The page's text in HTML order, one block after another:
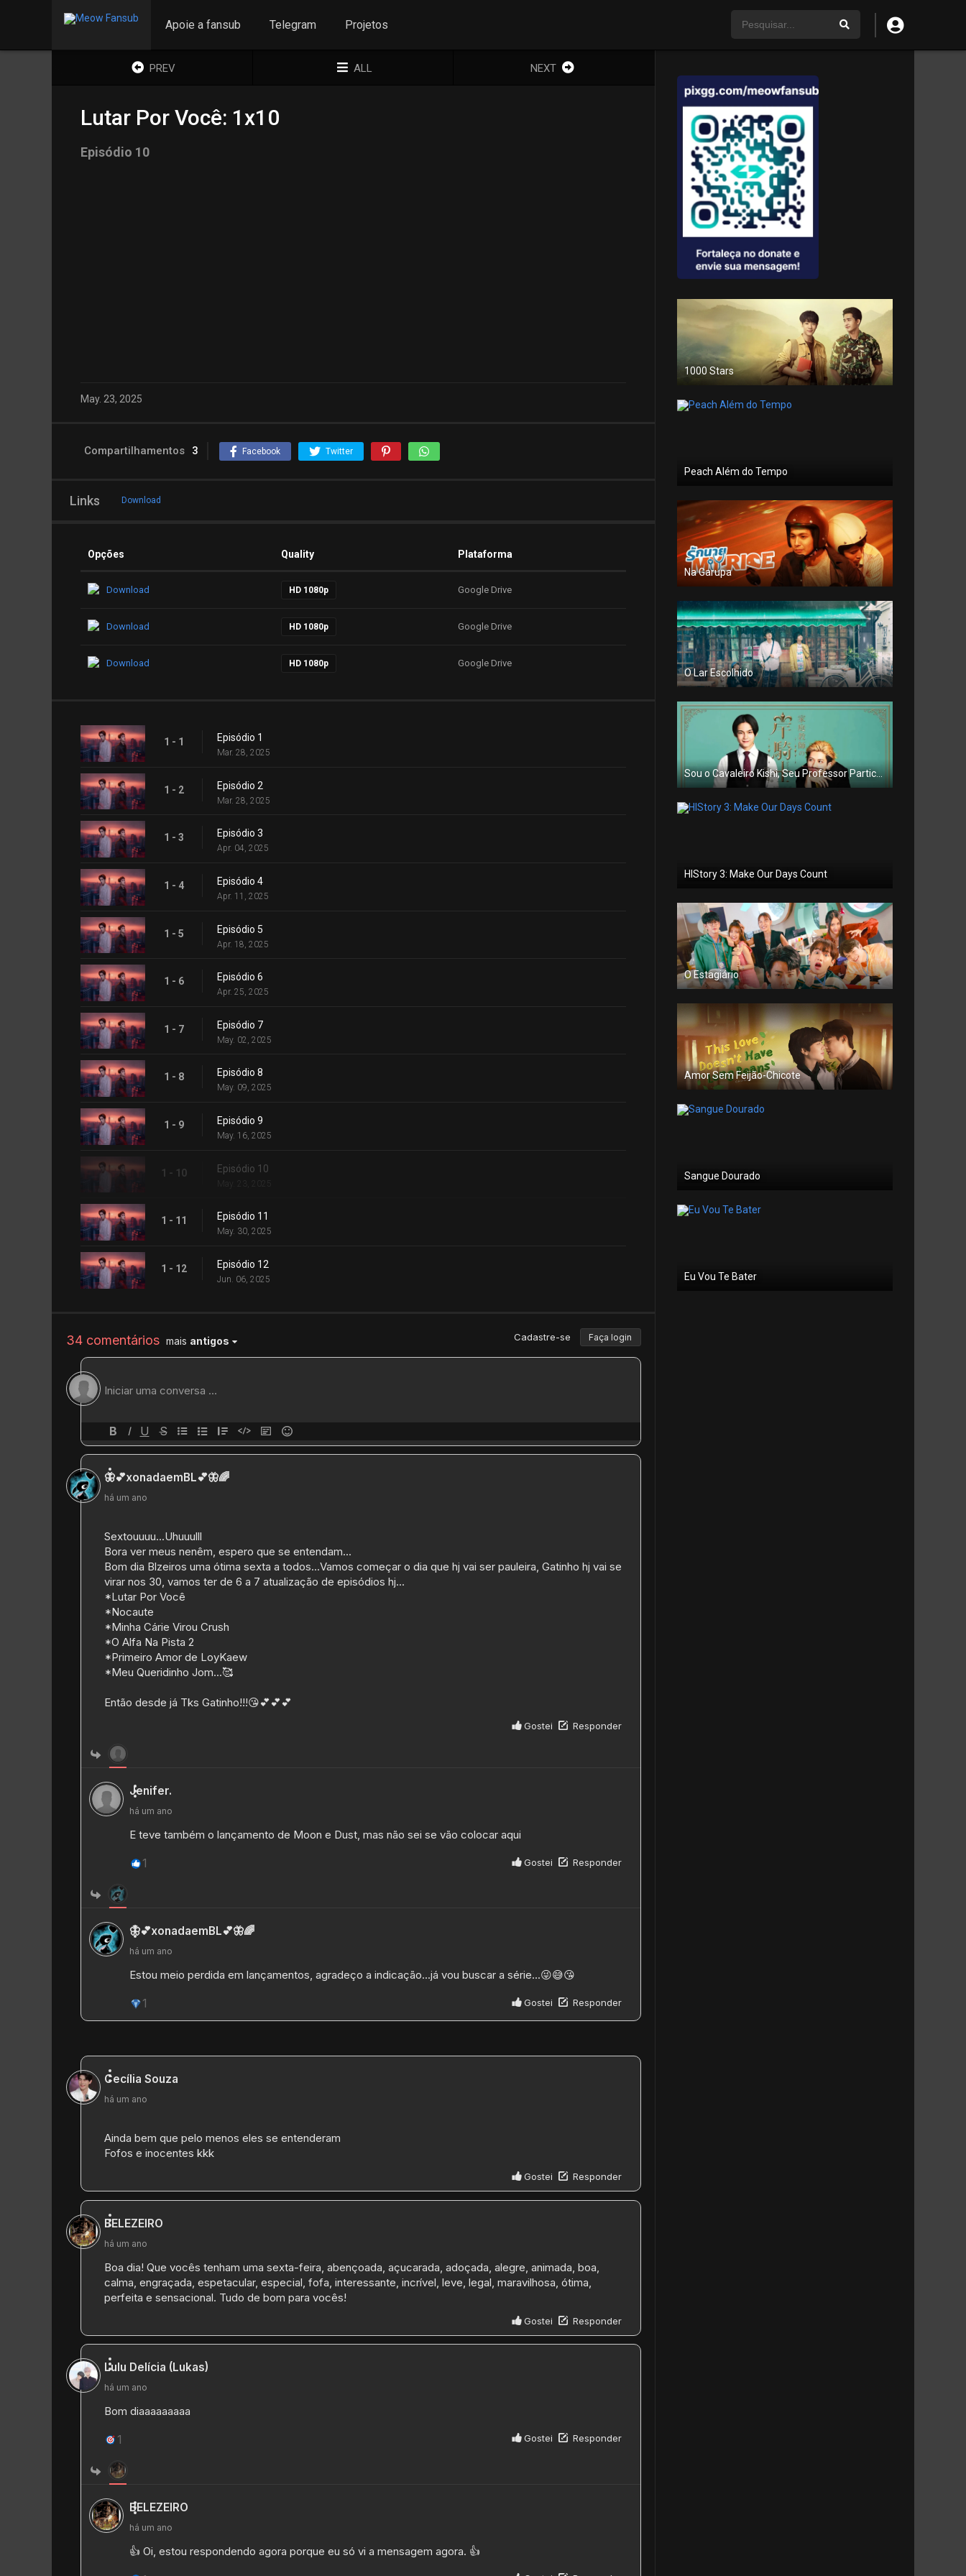
Apoie a fansub Telegram Projetos
PREV ALL NEXT
Lutar Por Você: 1x10
Episódio 10
May. 23, 2025
Compartilhamentos 3 Facebook Twitter
Links Download
Opções Quality Plataforma
Download HD 1080p Google Drive
Download HD 1080p Google Drive
Download HD 1080p Google Drive
1 - 1 Episódio 1
Mar. 28, 2025
1 - 2 Episódio 2
Mar. 28, 2025
1 - 3 Episódio 3
Apr. 04, 2025
1 - 4 Episódio 4
Apr. 11, 2025
1 - 5 Episódio 5
Apr. 18, 2025
1 - 6 Episódio 6
Apr. 25, 2025
1 - 7 Episódio 7
May. 02, 2025
1 - 8 Episódio 8
May. 09, 2025
1 - 9 Episódio 9
May. 16, 2025
1 - 10 Episódio 10
1 - 11 Episódio 11
May. 30, 2025
1 - 12 Episódio 12
Jun. 06, 2025
1000 Stars
Peach Além do Tempo
Na Garupa
O Lar Escolhido
Sou o Cavaleiro Kishi, Seu Professor Particular
HIStory 3: Make Our Days Count
O Estagiário
Amor Sem Feijão-Chicote
Sangue Dourado
Eu Vou Te Bater